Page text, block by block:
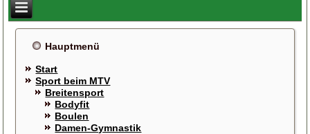
Hauptmenü
Start
Sport beim MTV
Breitensport
Bodyfit
Boulen
Damen-Gymnastik